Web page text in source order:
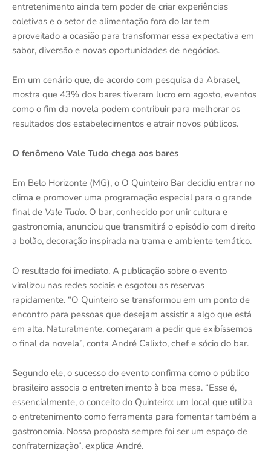
entretenimento ainda tem poder de criar experiências
coletivas e o setor de alimentação fora do lar tem
aproveitado a ocasião para transformar essa expectativa em
sabor, diversão e novas oportunidades de negócios.
Em um cenário que, de acordo com pesquisa da Abrasel,
mostra que 43% dos bares tiveram lucro em agosto, eventos
como o fim da novela podem contribuir para melhorar os
resultados dos estabelecimentos e atrair novos públicos.
O fenômeno Vale Tudo chega aos bares
Em Belo Horizonte (MG), o O Quinteiro Bar decidiu entrar no
clima e promover uma programação especial para o grande
final de Vale Tudo. O bar, conhecido por unir cultura e
gastronomia, anunciou que transmitirá o episódio com direito
a bolão, decoração inspirada na trama e ambiente temático.
O resultado foi imediato. A publicação sobre o evento
viralizou nas redes sociais e esgotou as reservas
rapidamente. “O Quinteiro se transformou em um ponto de
encontro para pessoas que desejam assistir a algo que está
em alta. Naturalmente, começaram a pedir que exibíssemos
o final da novela”, conta André Calixto, chef e sócio do bar.
Segundo ele, o sucesso do evento confirma como o público
brasileiro associa o entretenimento à boa mesa. “Esse é,
essencialmente, o conceito do Quinteiro: um local que utiliza
o entretenimento como ferramenta para fomentar também a
gastronomia. Nossa proposta sempre foi ser um espaço de
confraternização”, explica André.